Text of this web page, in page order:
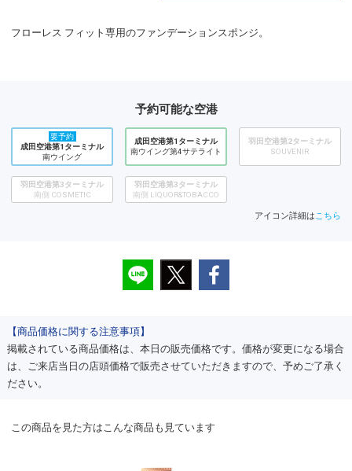
フローレス フィット専用のファンデーションスポンジ。
予約可能な空港
要予約
成田空港第1ターミナル
南ウイング
成田空港第1ターミナル
南ウイング第4サテライト
羽田空港第2ターミナル
SOUVENIR
羽田空港第3ターミナル
南側 COSMETIC
羽田空港第3ターミナル
南側 LIQUOR&TOBACCO
アイコン詳細はこちら
【商品価格に関する注意事項】
掲載されている商品価格は、本日の販売価格です。価格が変更になる場合
は、ご来店当日の店頭価格で販売させていただきますので、予めご了承く
ださい。
この商品を見た方はこんな商品も見ています